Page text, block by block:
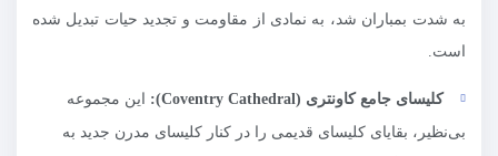
به شدت بمباران شد، به نمادی از مقاومت و تجدید حیات تبدیل شده
است.
کلیسای جامع کاونتری (Coventry Cathedral
): این مجموعه
بی‌نظیر، بقایای کلیسای قدیمی را در کنار کلیسای مدرن جدید به